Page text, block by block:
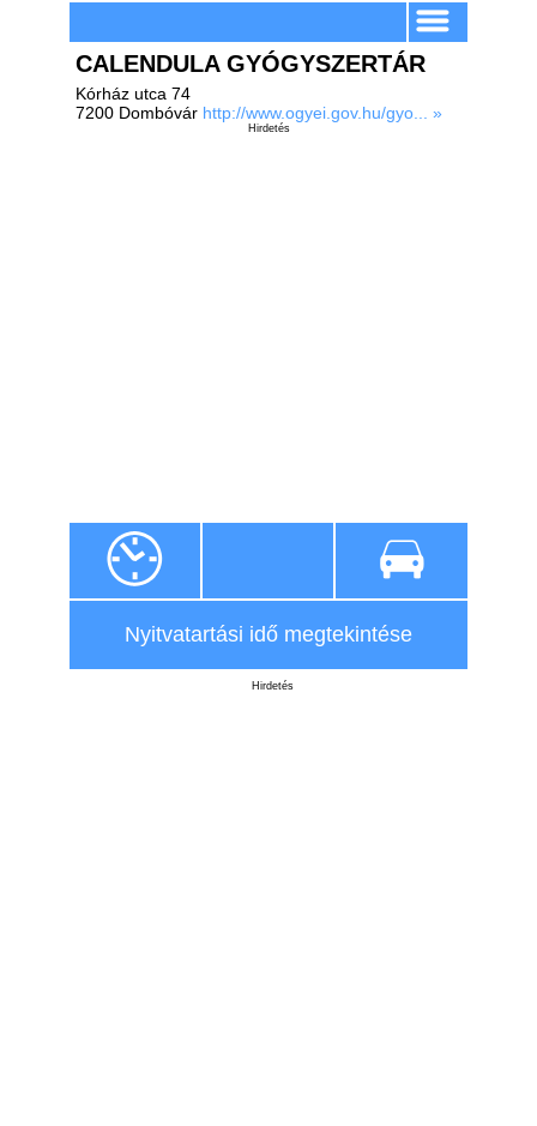
CALENDULA GYÓGYSZERTÁR
Kórház utca 74
7200 Dombóvár http://www.ogyei.gov.hu/gyo... »
Hirdetés
Nyitvatartási idő megtekintése
Hirdetés